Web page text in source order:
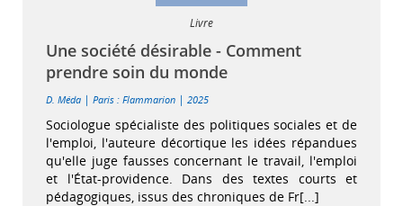
Livre
Une société désirable - Comment
prendre soin du monde
D. Méda | Paris : Flammarion | 2025
Sociologue spécialiste des politiques sociales et de
l'emploi, l'auteure décortique les idées répandues
qu'elle juge fausses concernant le travail, l'emploi
et l'État-providence. Dans des textes courts et
pédagogiques, issus des chroniques de Fr[...]